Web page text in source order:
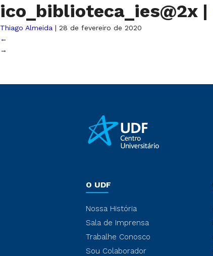
ico_biblioteca_ies@2x |
Thiago Almeida | 28 de fevereiro de 2020
←
→
O UDF
Nossa História
Sala de Imprensa
Trabalhe Conosco
Sou Colaborador